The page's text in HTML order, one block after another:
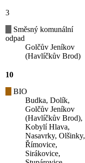
3
Směsný komunální
odpad
Golčův Jeníkov
(Havlíčkův Brod)
10
BIO
Budka, Dolík,
Golčův Jeníkov
(Havlíčkův Brod),
Kobylí Hlava,
Nasavrky, Olšinky,
Římovice,
Sirákovice,